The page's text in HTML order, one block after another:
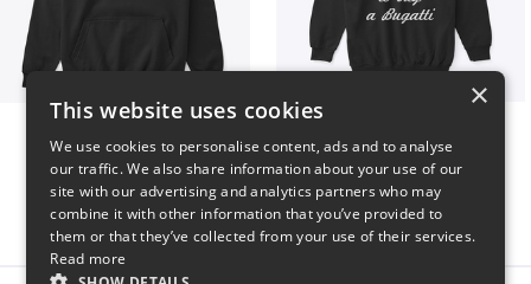
$40 $51
×
This website uses cookies
We use cookies to personalise content, ads and to analyse
our traffic. We also share information about your use of our
site with our advertising and analytics partners who may
combine it with other information that you’ve provided to
them or that they’ve collected from your use of their services.
Read more